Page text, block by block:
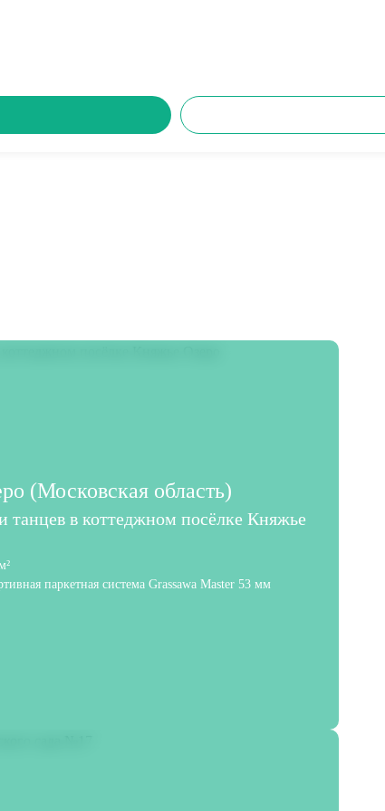
(Московская область)
танцев в коттеджном посёлке Княжье
паркетная система Grassawa Master 53 мм